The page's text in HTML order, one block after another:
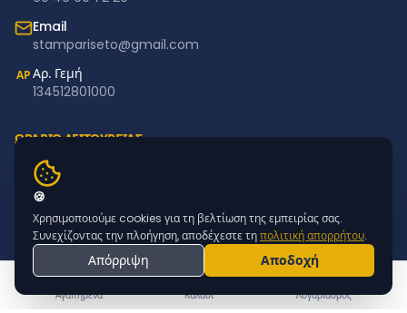
Αγαπημένα Καλάθι Λογαριασμός
Email
stampariseto@gmail.com
ΑΡΑρ. Γεμή
134512801000
ΩΡΑΡΙΟ ΛΕΙΤΟΥΡΓΙΑΣ
Δευτέρα – Παρασκευή: 11:00–18:00
Σάββατο – Κυριακή: Κλειστά
NEWSLETTER
Εγγραφείτε για προσφορές & νέα προϊόντα
ΕΓΓΡΑΦΗ
🍪
Χρησιμοποιούμε cookies για τη βελτίωση της εμπειρίας σας.
Συνεχίζοντας την πλοήγηση, αποδέχεστε τηπολιτική απορρήτου.
Απόρριψη Αποδοχή